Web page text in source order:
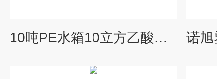
10吨PE水箱10立方乙酸钠药剂储罐PE材质耐酸碱大桶